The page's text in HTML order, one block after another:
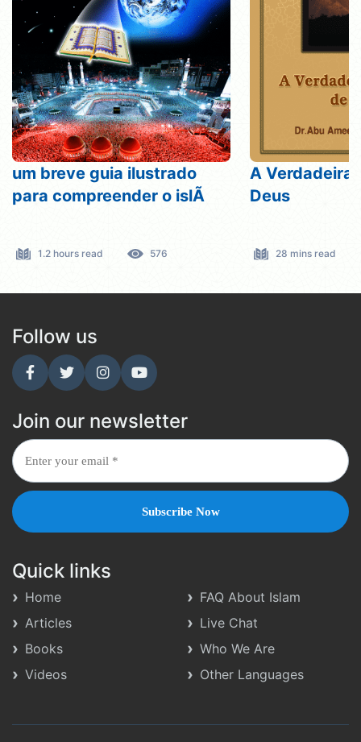
um breve guia ilustrado
para compreender o islÃ
1.2 hours read 576
A Verdadeira
Deus
28 mins read
Follow us
Join our newsletter
Quick links
Home
Articles
Books
Videos
FAQ About Islam
Live Chat
Who We Are
Other Languages